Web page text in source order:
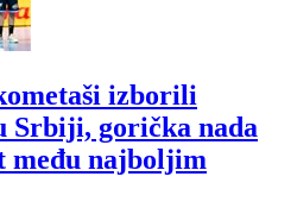
izborili
Srbiji, gorička nada
među najboljim